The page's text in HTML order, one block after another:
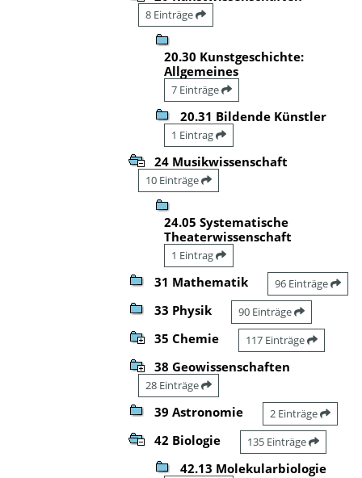
8 Einträge
20.30 Kunstgeschichte:
Allgemeines
7 Einträge
20.31 Bildende Künstler
1 Eintrag
24 Musikwissenschaft
10 Einträge
24.05 Systematische
Theaterwissenschaft
1 Eintrag
31 Mathematik 96 Einträge
33 Physik 90 Einträge
35 Chemie 117 Einträge
38 Geowissenschaften
28 Einträge
39 Astronomie 2 Einträge
42 Biologie 135 Einträge
42.13 Molekularbiologie